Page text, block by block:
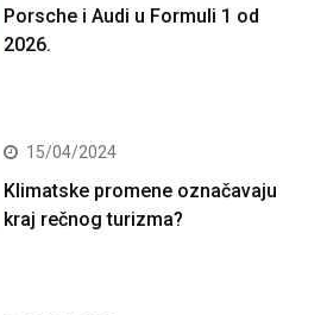
Porsche i Audi u Formuli 1 od
2026.
15/04/2024
Klimatske promene označavaju
kraj rečnog turizma?